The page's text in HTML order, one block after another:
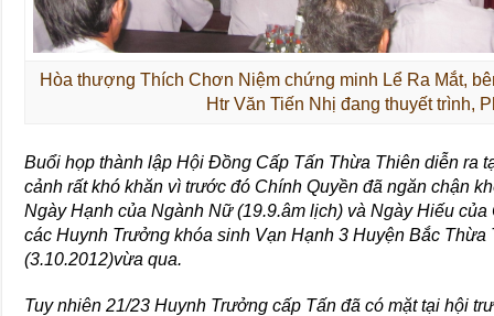
Hòa thượng Thích Chơn Niệm chứng minh Lể Ra Mắt,
Htr Văn Tiến Nhị đang thuyết trình,
Buổi họp thành lập Hội Đồng Cấp Tấn Thừa Thiên diễn ra
cảnh rất khó khăn vì trước đó Chính Quyền đã ngăn chận
Ngày Hạnh của Ngành Nữ (19.9.âm lịch) và Ngày Hiếu
các Huynh Trưởng khóa sinh Vạn Hạnh 3 Huyện Bắc
(3.10.2012)vừa qua.
Tuy nhiên 21/23 Huynh Trưởng cấp Tấn đã có mặt tại hội